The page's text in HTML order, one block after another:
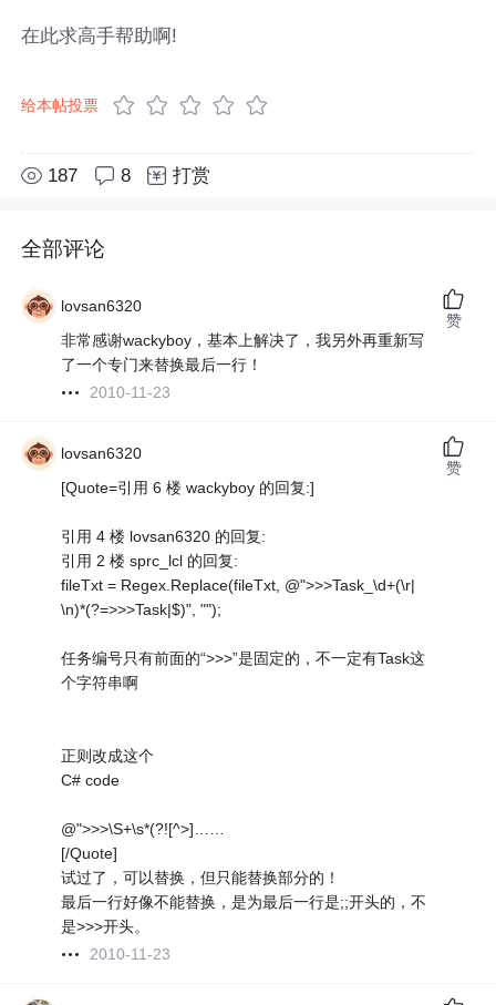
在此求高手帮助啊!
给本帖投票
187 8 打赏
全部评论
lovsan6320
非常感谢wackyboy，基本上解决了，我另外再重新写
了一个专门来替换最后一行！
2010-11-23
赞
lovsan6320
[Quote=引用 6 楼 wackyboy 的回复:]
引用 4 楼 lovsan6320 的回复:
引用 2 楼 sprc_lcl 的回复:
fileTxt = Regex.Replace(fileTxt, @">>>Task_\d+(\r|
\n)*(?=>>>Task|$)", "");
任务编号只有前面的“>>>”是固定的，不一定有Task这
个字符串啊
正则改成这个
C# code
@">>>\S+\s*(?![^>]……
[/Quote]
试过了，可以替换，但只能替换部分的！
最后一行好像不能替换，是为最后一行是;;开头的，不
是>>>开头。
2010-11-23
赞